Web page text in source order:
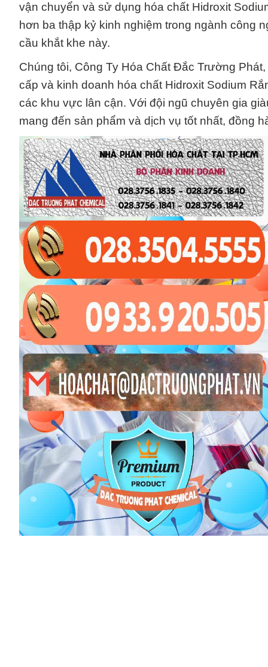
vận chuyển và sử dụng hóa chất Hidroxit
hơn ba thập kỷ kinh nghiệm trong ngành công
cầu khắt khe này.
Chúng tôi, Công Ty Hóa Chất Đắc Trường
cấp và kinh doanh hóa chất Hidroxit Sodium
các khu vực lân cận. Với đội ngũ chuyên gia
mang đến sản phẩm và dịch vụ tốt nhất, đồng